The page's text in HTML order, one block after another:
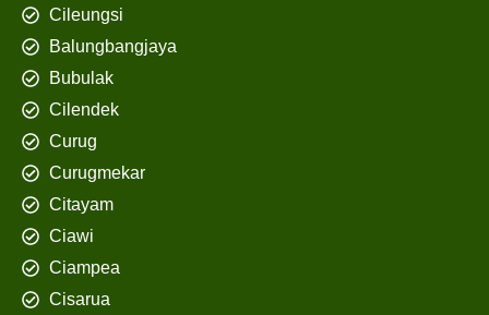
Cileungsi
Balungbangjaya
Bubulak
Cilendek
Curug
Curugmekar
Citayam
Ciawi
Ciampea
Cisarua